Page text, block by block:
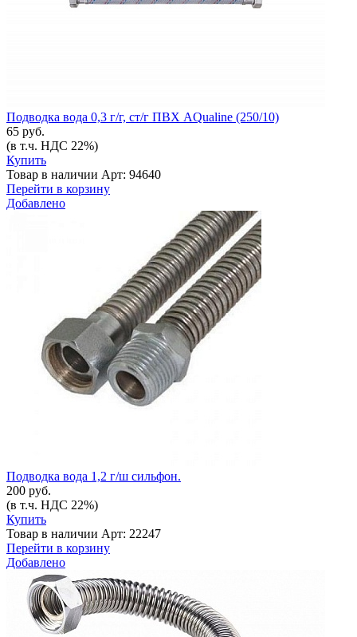
Подводка вода 0,3 г/г, ст/г ПВХ AQualine (250/10)
65 руб.
(в т.ч. НДС 22%)
Купить
Товар в наличии Арт: 94640
Перейти в корзину
Добавлено
Подводка вода 1,2 г/ш сильфон.
200 руб.
(в т.ч. НДС 22%)
Купить
Товар в наличии Арт: 22247
Перейти в корзину
Добавлено